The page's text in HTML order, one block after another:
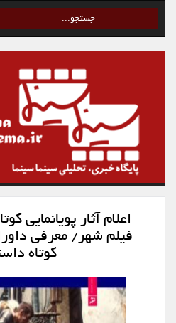
اعلام آثار پویانمایی
فیلم شهر/ معرفی
کوتاه